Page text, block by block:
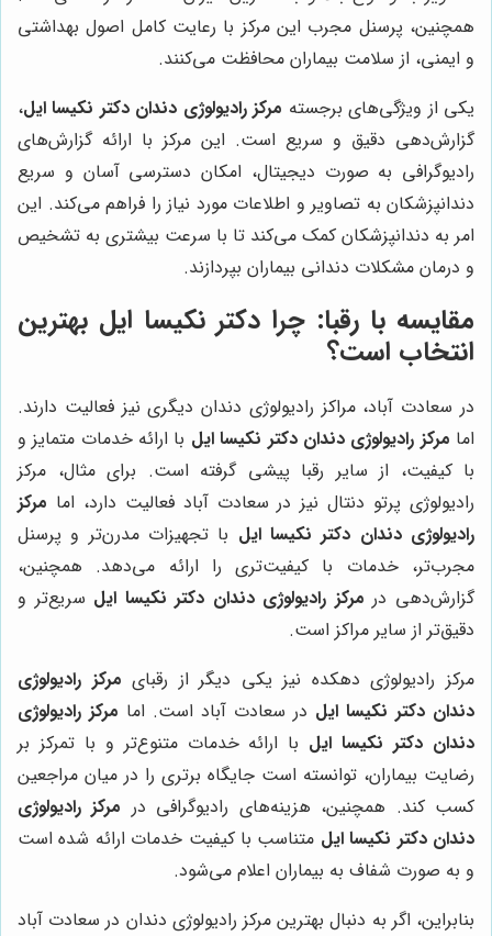
همچنین، پرسنل مجرب این مرکز با رعایت کامل اصول بهداشتی
و ایمنی، از سلامت بیماران محافظت می‌کنند.
یکی از ویژگی‌های برجسته مرکز رادیولوژی دندان دکتر نکیسا ایل،
گزارش‌دهی دقیق و سریع است. این مرکز با ارائه گزارش‌های
رادیوگرافی به صورت دیجیتال، امکان دسترسی آسان و سریع
دندانپزشکان به تصاویر و اطلاعات مورد نیاز را فراهم می‌کند. این
امر به دندانپزشکان کمک می‌کند تا با سرعت بیشتری به تشخیص
و درمان مشکلات دندانی بیماران بپردازند.
مقایسه با رقبا: چرا دکتر نکیسا ایل بهترین
انتخاب است؟
در سعادت آباد، مراکز رادیولوژی دندان دیگری نیز فعالیت دارند.
اما مرکز رادیولوژی دندان دکتر نکیسا ایل با ارائه خدمات متمایز و
با کیفیت، از سایر رقبا پیشی گرفته است. برای مثال، مرکز
رادیولوژی پرتو دنتال نیز در سعادت آباد فعالیت دارد، اما مرکز
رادیولوژی دندان دکتر نکیسا ایل با تجهیزات مدرن‌تر و پرسنل
مجرب‌تر، خدمات با کیفیت‌تری را ارائه می‌دهد. همچنین،
گزارش‌دهی در مرکز رادیولوژی دندان دکتر نکیسا ایل سریع‌تر و
دقیق‌تر از سایر مراکز است.
مرکز رادیولوژی دهکده نیز یکی دیگر از رقبای مرکز رادیولوژی
دندان دکتر نکیسا ایل در سعادت آباد است. اما مرکز رادیولوژی
دندان دکتر نکیسا ایل با ارائه خدمات متنوع‌تر و با تمرکز بر
رضایت بیماران، توانسته است جایگاه برتری را در میان مراجعین
کسب کند. همچنین، هزینه‌های رادیوگرافی در مرکز رادیولوژی
دندان دکتر نکیسا ایل متناسب با کیفیت خدمات ارائه شده است
و به صورت شفاف به بیماران اعلام می‌شود.
بنابراین، اگر به دنبال بهترین مرکز رادیولوژی دندان در سعادت آباد